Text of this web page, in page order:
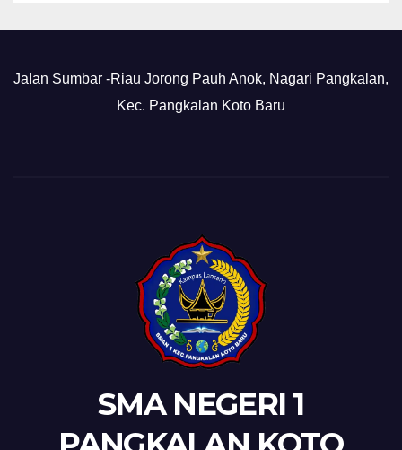
Jalan Sumbar -Riau Jorong Pauh Anok, Nagari Pangkalan,
Kec. Pangkalan Koto Baru
SMA NEGERI 1